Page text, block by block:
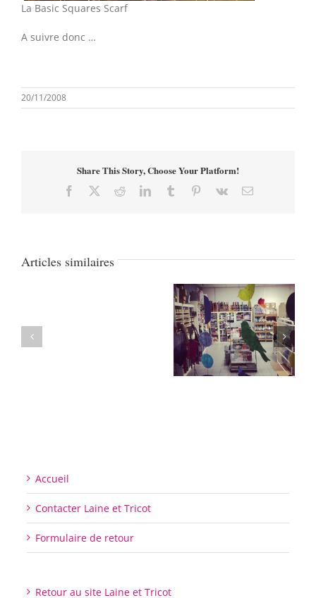
La Basic Squares Scarf
A suivre donc …
20/11/2008
Share This Story, Choose Your Platform!
Facebook RedditLinkedInTumblr Pinterest
Vk Email
Articles similaires
Accueil
Contacter Laine et Tricot
Formulaire de retour
Retour au site Laine et Tricot